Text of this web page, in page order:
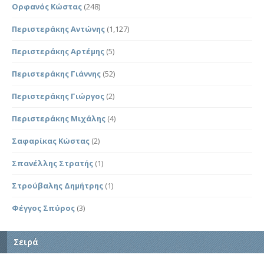
Ορφανός Κώστας (248)
Περιστεράκης Αντώνης (1,127)
Περιστεράκης Αρτέμης (5)
Περιστεράκης Γιάννης (52)
Περιστεράκης Γιώργος (2)
Περιστεράκης Μιχάλης (4)
Σαφαρίκας Κώστας (2)
Σπανέλλης Στρατής (1)
Στρούβαλης Δημήτρης (1)
Φέγγος Σπύρος (3)
Σειρά